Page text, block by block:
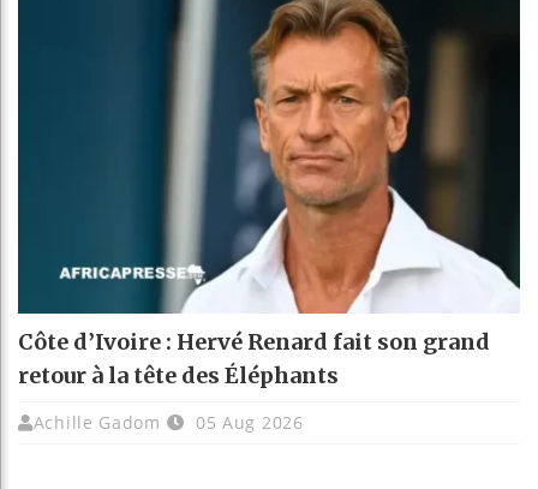
Côte d’Ivoire : Hervé Renard fait son grand
retour à la tête des Éléphants
Achille Gadom 05 Aug 2026